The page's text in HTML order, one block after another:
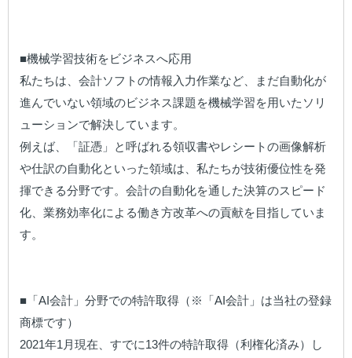
■機械学習技術をビジネスへ応用
私たちは、会計ソフトの情報入力作業など、まだ自動化が
進んでいない領域のビジネス課題を機械学習を用いたソリ
ューションで解決しています。
例えば、「証憑」と呼ばれる領収書やレシートの画像解析
や仕訳の自動化といった領域は、私たちが技術優位性を発
揮できる分野です。会計の自動化を通した決算のスピード
化、業務効率化による働き方改革への貢献を目指していま
す。
■「AI会計」分野での特許取得（※「AI会計」は当社の登録
商標です）
2021年1月現在、すでに13件の特許取得（利権化済み）し